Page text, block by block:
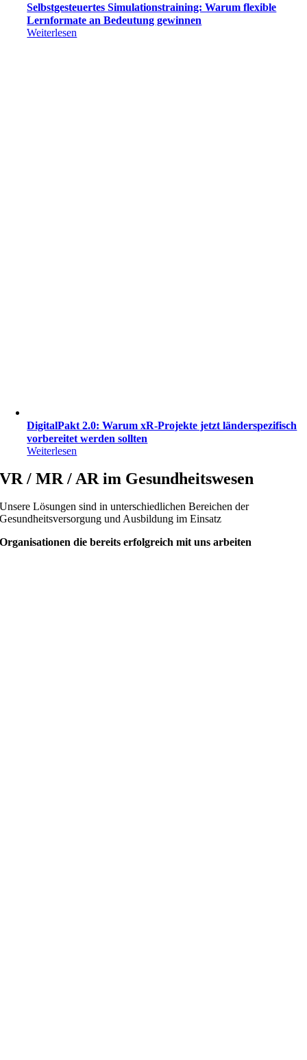
Selbstgesteuertes Simulationstraining: Warum flexible
Lernformate an Bedeutung gewinnen
Weiterlesen
DigitalPakt 2.0: Warum xR-Projekte jetzt länderspezifisch
vorbereitet werden sollten
Weiterlesen
VR / MR / AR im Gesundheitswesen
Unsere Lösungen sind in unterschiedlichen Bereichen der
Gesundheitsversorgung und Ausbildung im Einsatz
Organisationen die bereits erfolgreich mit uns arbeiten